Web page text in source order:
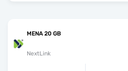
MENA 20 GB
NextLink